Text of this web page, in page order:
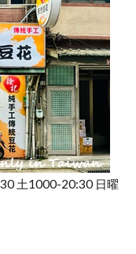
土1000-20:30 日曜